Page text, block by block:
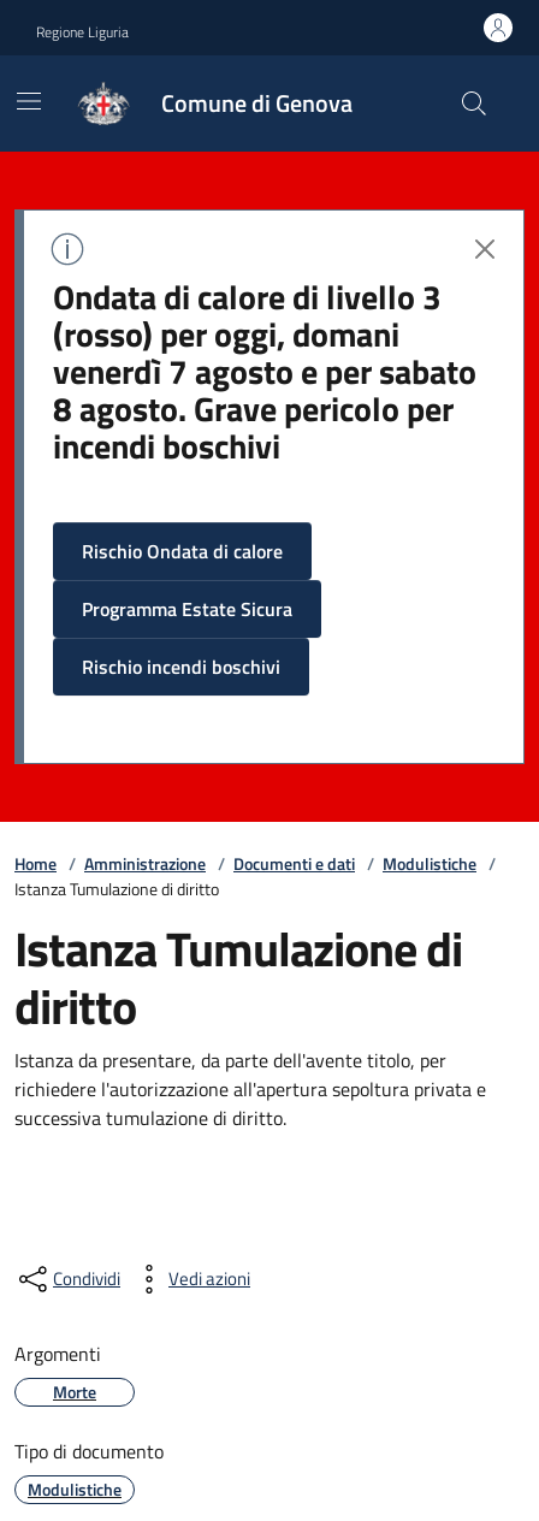
Regione Liguria
Comune di Genova
Ondata di calore di livello 3
(rosso) per oggi, domani
venerdì 7 agosto e per sabato
8 agosto. Grave pericolo per
incendi boschivi
Rischio Ondata di calore
Programma Estate Sicura
Rischio incendi boschivi
Home / Amministrazione / Documenti e dati / Modulistiche /
Istanza Tumulazione di diritto
Istanza Tumulazione di
diritto
Istanza da presentare, da parte dell'avente titolo, per
richiedere l'autorizzazione all'apertura sepoltura privata e
successiva tumulazione di diritto.
Condividi Vedi azioni
Argomenti
Morte
Tipo di documento
Modulistiche